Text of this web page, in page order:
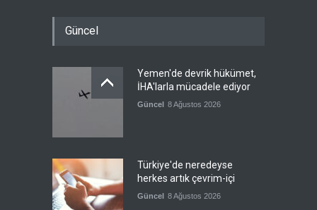
Güncel
Yemen'de devrik hükümet,
İHA'larla mücadele ediyor
Güncel 8 Ağustos 2026
Türkiye'de neredeyse
herkes artık çevrim-içi
Güncel 8 Ağustos 2026